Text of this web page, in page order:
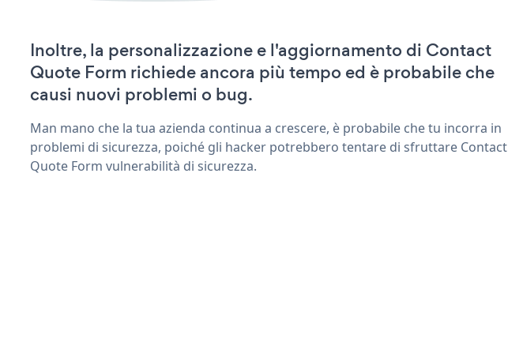
Inoltre, la personalizzazione e l'aggiornamento di Contact
Quote Form richiede ancora più tempo ed è probabile che
causi nuovi problemi o bug.
Man mano che la tua azienda continua a crescere, è probabile che tu incorra in
problemi di sicurezza, poiché gli hacker potrebbero tentare di sfruttare Contact
Quote Form vulnerabilità di sicurezza.